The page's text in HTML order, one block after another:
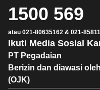
PT Pegadaian
Berizin dan diawasi
(OJK)
Ikuti Media Sosial
1500 569
atau 021-80635162 & 021-